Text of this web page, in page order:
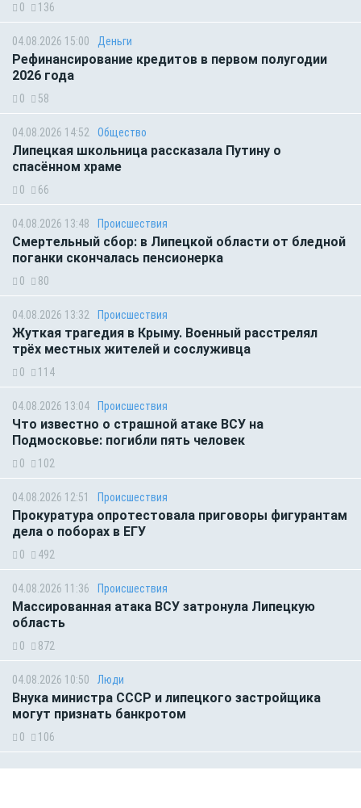
0 136
04.08.2026 15:00 Деньги
Рефинансирование кредитов в первом полугодии
2026 года
0 58
04.08.2026 14:52 Общество
Липецкая школьница рассказала Путину о
спасённом храме
0 66
04.08.2026 13:48 Происшествия
Смертельный сбор: в Липецкой области от бледной
поганки скончалась пенсионерка
0 80
04.08.2026 13:32 Происшествия
Жуткая трагедия в Крыму. Военный расстрелял
трёх местных жителей и сослуживца
0 114
04.08.2026 13:04 Происшествия
Что известно о страшной атаке ВСУ на
Подмосковье: погибли пять человек
0 102
04.08.2026 12:51 Происшествия
Прокуратура опротестовала приговоры фигурантам
дела о поборах в ЕГУ
0 492
04.08.2026 11:36 Происшествия
Массированная атака ВСУ затронула Липецкую
область
0 872
04.08.2026 10:50 Люди
Внука министра СССР и липецкого застройщика
могут признать банкротом
0 106